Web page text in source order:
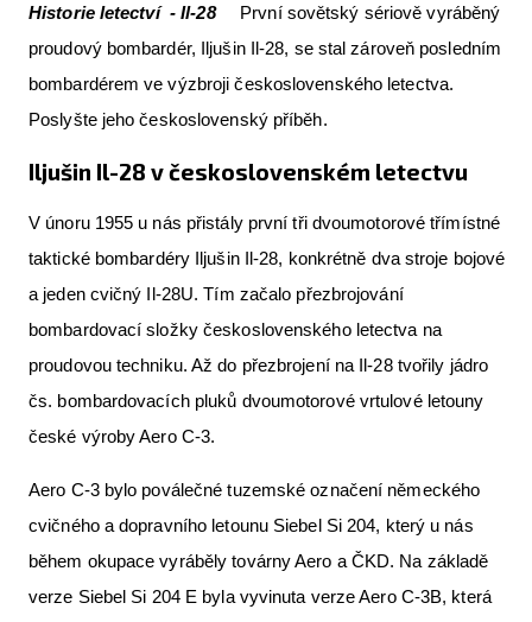
Historie letectví - Il-28První sovětský sériově vyráběný
proudový bombardér, Iljušin Il-28, se stal zároveň posledním
bombardérem ve výzbroji československého letectva.
Poslyšte jeho československý příběh.
Iljušin Il-28 v československém letectvu
V únoru 1955 u nás přistály první tři dvoumotorové třímístné
taktické bombardéry Iljušin Il-28, konkrétně dva stroje bojové
a jeden cvičný Il-28U. Tím začalo přezbrojování
bombardovací složky československého letectva na
proudovou techniku. Až do přezbrojení na Il-28 tvořily jádro
čs. bombardovacích pluků dvoumotorové vrtulové letouny
české výroby Aero C-3.
Aero C-3 bylo poválečné tuzemské označení německého
cvičného a dopravního letounu Siebel Si 204, který u nás
během okupace vyráběly továrny Aero a ČKD. Na základě
verze Siebel Si 204 E byla vyvinuta verze Aero C-3B, která
VFR Communication app
The SAFE Guide app
Nabídky práce v letectví
Inzerujte s námi
E-SHOP